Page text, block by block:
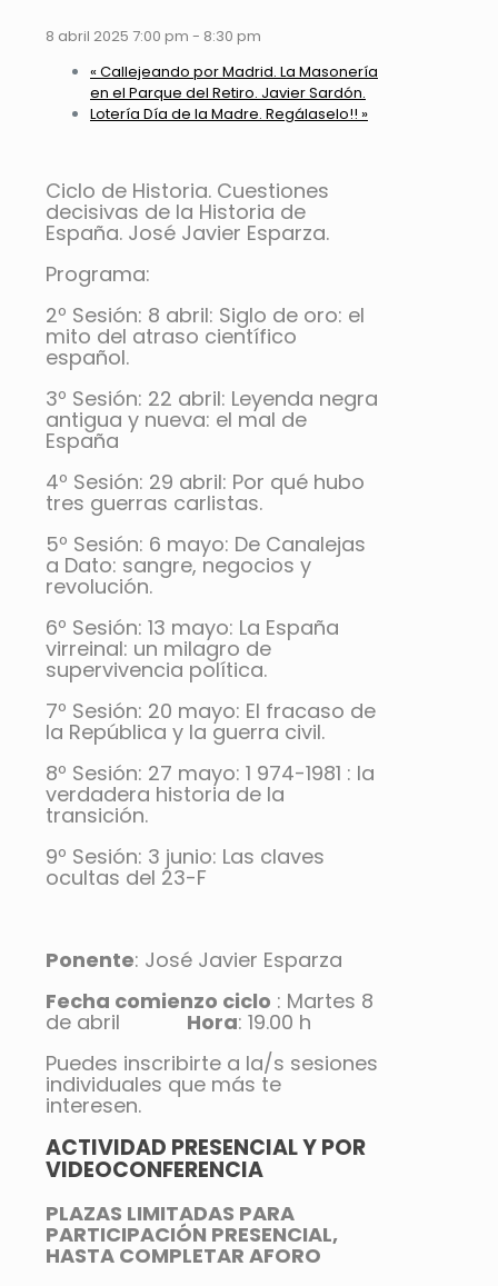
8 abril 2025 7:00 pm - 8:30 pm
« Callejeando por Madrid. La Masonería
en el Parque del Retiro. Javier Sardón.
Lotería Día de la Madre. Regálaselo!! »
Ciclo de Historia. Cuestiones
decisivas de la Historia de
España. José Javier Esparza.
Programa:
2º Sesión: 8 abril: Siglo de oro: el
mito del atraso científico
español.
3º Sesión: 22 abril: Leyenda negra
antigua y nueva: el mal de
España
4º Sesión: 29 abril: Por qué hubo
tres guerras carlistas.
5º Sesión: 6 mayo: De Canalejas
a Dato: sangre, negocios y
revolución.
6º Sesión: 13 mayo: La España
virreinal: un milagro de
supervivencia política.
7º Sesión: 20 mayo: El fracaso de
la República y la guerra civil.
8º Sesión: 27 mayo: 1 974-1981 : la
verdadera historia de la
transición.
9º Sesión: 3 junio: Las claves
ocultas del 23-F
Ponente: José Javier Esparza
Fecha comienzo ciclo : Martes 8
de abril Hora: 19.00 h
Puedes inscribirte a la/s sesiones
individuales que más te
interesen.
ACTIVIDAD PRESENCIAL Y POR
VIDEOCONFERENCIA
PLAZAS LIMITADAS PARA
PARTICIPACIÓN PRESENCIAL,
HASTA COMPLETAR AFORO